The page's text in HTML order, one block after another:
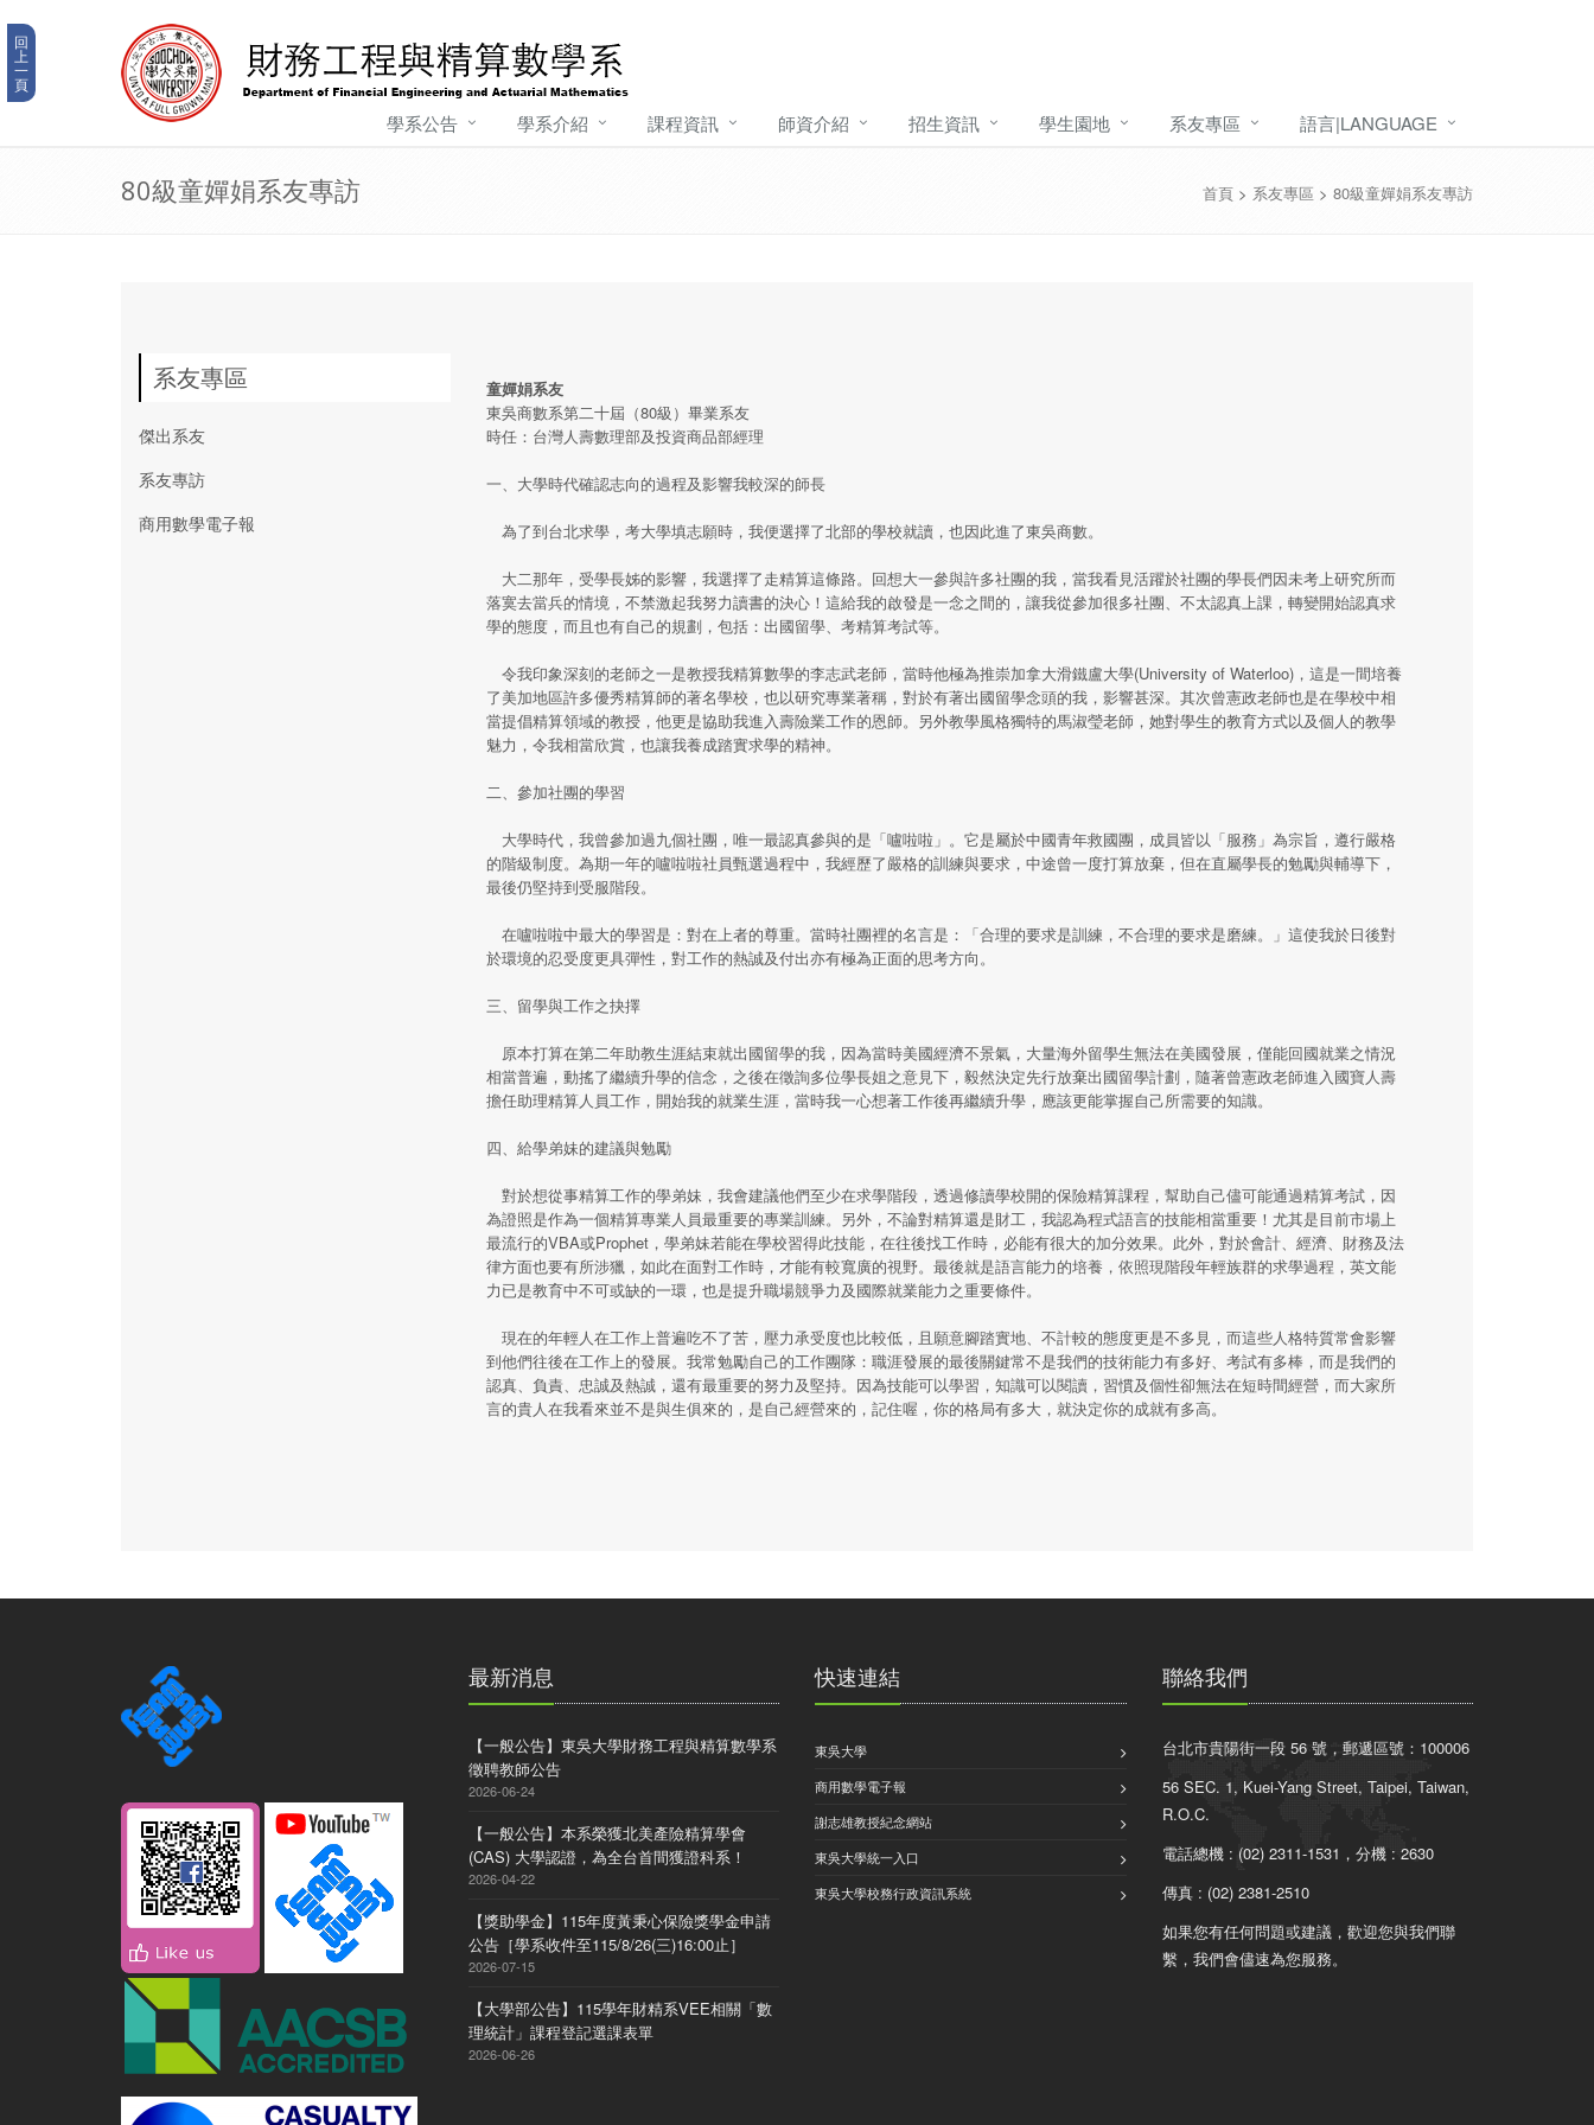
回
上
一
頁
學系公告 學系介紹 課程資訊 師資介紹 招生資訊 學生園地 系友專區 語言|LANGUAGE
80級童嬋娟系友專訪 首頁 > 系友專區 > 80級童嬋娟系友專訪
系友專區
傑出系友
系友專訪
商用數學電子報
童嬋娟系友
東吳商數系第二十屆（80級）畢業系友
時任：台灣人壽數理部及投資商品部經理
一、大學時代確認志向的過程及影響我較深的師長
為了到台北求學，考大學填志願時，我便選擇了北部的學校就讀，也因此進了東吳商數。
大二那年，受學長姊的影響，我選擇了走精算這條路。回想大一參與許多社團的我，當我看見活躍於社團的學長們因未考上研究所而
落寞去當兵的情境，不禁激起我努力讀書的決心！這給我的啟發是一念之間的，讓我從參加很多社團、不太認真上課，轉變開始認真求
學的態度，而且也有自己的規劃，包括：出國留學、考精算考試等。
令我印象深刻的老師之一是教授我精算數學的李志武老師，當時他極為推崇加拿大滑鐵盧大學(University of Waterloo)，這是一間培養
了美加地區許多優秀精算師的著名學校，也以研究專業著稱，對於有著出國留學念頭的我，影響甚深。其次曾憲政老師也是在學校中相
當提倡精算領域的教授，他更是協助我進入壽險業工作的恩師。另外教學風格獨特的馬淑瑩老師，她對學生的教育方式以及個人的教學
魅力，令我相當欣賞，也讓我養成踏實求學的精神。
二、參加社團的學習
大學時代，我曾參加過九個社團，唯一最認真參與的是「嚧啦啦」。它是屬於中國青年救國團，成員皆以「服務」為宗旨，遵行嚴格
的階級制度。為期一年的嚧啦啦社員甄選過程中，我經歷了嚴格的訓練與要求，中途曾一度打算放棄，但在直屬學長的勉勵與輔導下，
最後仍堅持到受服階段。
在嚧啦啦中最大的學習是：對在上者的尊重。當時社團裡的名言是：「合理的要求是訓練，不合理的要求是磨練。」這使我於日後對
於環境的忍受度更具彈性，對工作的熱誠及付出亦有極為正面的思考方向。
三、留學與工作之抉擇
原本打算在第二年助教生涯結束就出國留學的我，因為當時美國經濟不景氣，大量海外留學生無法在美國發展，僅能回國就業之情況
相當普遍，動搖了繼續升學的信念，之後在徵詢多位學長姐之意見下，毅然決定先行放棄出國留學計劃，隨著曾憲政老師進入國寶人壽
擔任助理精算人員工作，開始我的就業生涯，當時我一心想著工作後再繼續升學，應該更能掌握自己所需要的知識。
四、給學弟妹的建議與勉勵
對於想從事精算工作的學弟妹，我會建議他們至少在求學階段，透過修讀學校開的保險精算課程，幫助自己儘可能通過精算考試，因
為證照是作為一個精算專業人員最重要的專業訓練。另外，不論對精算還是財工，我認為程式語言的技能相當重要！尤其是目前市場上
最流行的VBA或Prophet，學弟妹若能在學校習得此技能，在往後找工作時，必能有很大的加分效果。此外，對於會計、經濟、財務及法
律方面也要有所涉獵，如此在面對工作時，才能有較寬廣的視野。最後就是語言能力的培養，依照現階段年輕族群的求學過程，英文能
力已是教育中不可或缺的一環，也是提升職場競爭力及國際就業能力之重要條件。
現在的年輕人在工作上普遍吃不了苦，壓力承受度也比較低，且願意腳踏實地、不計較的態度更是不多見，而這些人格特質常會影響
到他們往後在工作上的發展。我常勉勵自己的工作團隊：職涯發展的最後關鍵常不是我們的技術能力有多好、考試有多棒，而是我們的
認真、負責、忠誠及熱誠，還有最重要的努力及堅持。因為技能可以學習，知識可以閱讀，習慣及個性卻無法在短時間經營，而大家所
言的貴人在我看來並不是與生俱來的，是自己經營來的，記住喔，你的格局有多大，就決定你的成就有多高。
最新消息
【一般公告】東吳大學財務工程與精算數學系
徵聘教師公告
2026-06-24
【一般公告】本系榮獲北美產險精算學會
(CAS) 大學認證，為全台首間獲證科系！
2026-04-22
【獎助學金】115年度黃秉心保險獎學金申請
公告［學系收件至115/8/26(三)16:00止］
2026-07-15
【大學部公告】115學年財精系VEE相關「數
理統計」課程登記選課表單
2026-06-26
快速連結
東吳大學
商用數學電子報
謝志雄教授紀念網站
東吳大學統一入口
東吳大學校務行政資訊系統
聯絡我們
台北市貴陽街一段 56 號，郵遞區號：100006
56 SEC. 1, Kuei-Yang Street, Taipei, Taiwan,
R.O.C.
電話總機 : (02) 2311-1531，分機 : 2630
傳真 : (02) 2381-2510
如果您有任何問題或建議，歡迎您與我們聯
繫，我們會儘速為您服務。